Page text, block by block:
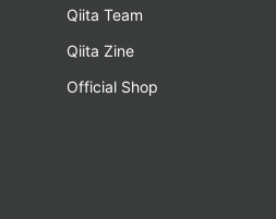
Qiita Team
Qiita Zine
Official Shop